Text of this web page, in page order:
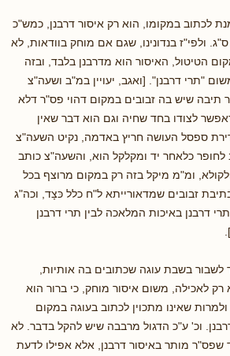
לכתוב במקומו, הוא רק איסור דרבנן, כמש"כ
ולפי"ז בנדונינו, שגם אם מוחק בוודאות, לא
הטיטול, האיסור הוא מדרבנן בלבד, ובזה
"תרי דרבנן". [ואגב, יעויין במ"ב ושעה"צ
תיבה שיש בה זבובים במקום דהוי פס"ר דלא
לצודו בחד שחיה וגם הוא דבר שאין
גרירת ספסל העושה חריץ באדמה, נקיט השעה"צ
לחופר כלאחר יד ומקלקל הוא, והשעה"צ כותב
ומ"מ מיקל בזה רק במקום מרוצף בכל
זבובים שמדאורייתא ל"ח כלל כּצָד, וכה"ג
דרבנן באיכות המלאכה לבין תרי דרבנן
בשבת עוגה שכתובים בה אותיות,
רק לאכילה, משום איסור מוחק, כי ברור הוא
שאינו מתכוין לכתוב בעוגה במקום
וכ' ע"כ הדגול מרבבה שיש להקל בדבר. לא
מותר באיסור דרבנן, אלא אפילו לדעת